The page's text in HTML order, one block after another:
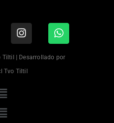
| Desarrollado por
Tvo Tiltil